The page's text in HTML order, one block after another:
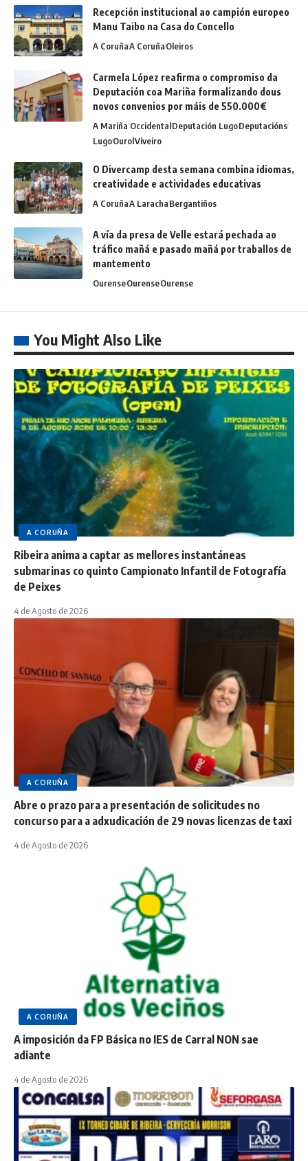
Recepción institucional ao campión europeo
Manu Taibo na Casa do Concello
A CoruñaA CoruñaOleiros
Carmela López reafirma o compromiso da
Deputación coa Mariña formalizando dous
novos convenios por máis de 550.000€
A Mariña OccidentalDeputación LugoDeputacións
LugoOurolViveiro
O Divercamp desta semana combina idiomas,
creatividade e actividades educativas
A CoruñaA LarachaBergantiños
A vía da presa de Velle estará pechada ao
tráfico mañá e pasado mañá por traballos de
mantemento
OurenseOurenseOurense
You Might Also Like
A CORUÑA
Ribeira anima a captar as mellores instantáneas
submarinas co quinto Campionato Infantil de Fotografía
de Peixes
4 de Agosto de 2026
A CORUÑA
Abre o prazo para a presentación de solicitudes no
concurso para a adxudicación de 29 novas licenzas de taxi
4 de Agosto de 2026
A CORUÑA
A imposición da FP Básica no IES de Carral NON sae
adiante
4 de Agosto de 2026